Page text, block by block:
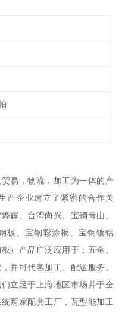
易，物流，加工为一体的产
产企业建立了紧密的合作关
辉、台湾尚兴、宝钢青山、
板、宝钢彩涂板、宝钢镀铝
）产品广泛应用于：五金、
并可代客加工、配送服务。
立足于上海地区市场并于全
两家配套工厂，瓦型能加工